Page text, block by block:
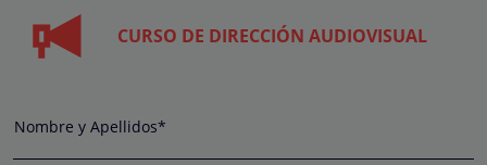
CURSO DE DIRECCIÓN AUDIOVISUAL
Nombre y Apellidos*